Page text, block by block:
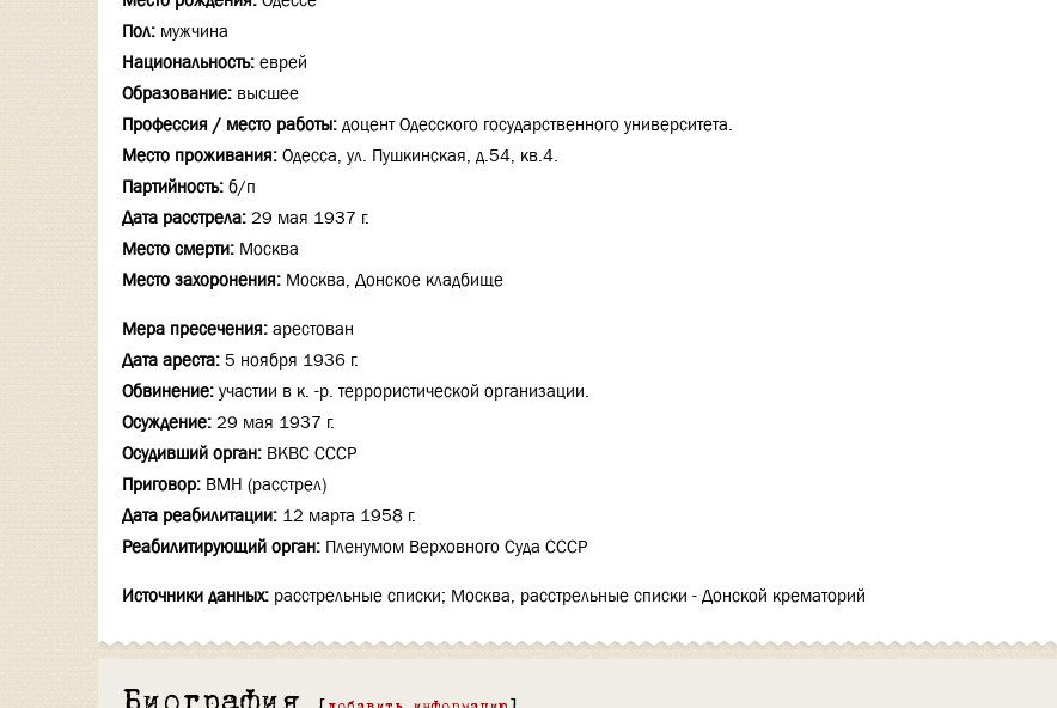
Пол: мужчина
Национальность: еврей
Образование: высшее
Профессия / место работы: доцент Одесского государственного университета.
Место проживания: Одесса, ул. Пушкинская, д.54, кв.4.
Партийность: б/п
Дата расстрела: 29 мая 1937 г.
Место смерти: Москва
Место захоронения: Москва, Донское кладбище
Мера пресечения: арестован
Дата ареста: 5 ноября 1936 г.
Обвинение: участии в к. -р. террористической организации.
Осуждение: 29 мая 1937 г.
Осудивший орган: ВКВС СССР
Приговор: ВМН (расстрел)
Дата реабилитации: 12 марта 1958 г.
Реабилитирующий орган: Пленумом Верховного Суда СССР
Источники данных: расстрельные списки; Москва, расстрельные списки - Донской крематорий